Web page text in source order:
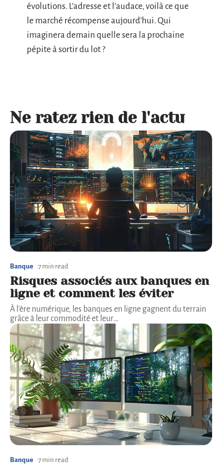
évolutions. L’adresse et l’audace, voilà ce que
le marché récompense aujourd’hui. Qui
imaginera demain quelle sera la prochaine
pépite à sortir du lot ?
Ne ratez rien de l'actu
Banque 7 min read
Risques associés aux banques en
ligne et comment les éviter
À l'ère numérique, les banques en ligne gagnent du terrain
grâce à leur commodité et leur…
Banque 7 min read